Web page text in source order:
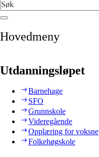
Hovedmeny
Utdanningsløpet
Barnehage
SFO
Grunnskole
Videregående
Opplæring for voksne
Folkehøgskole